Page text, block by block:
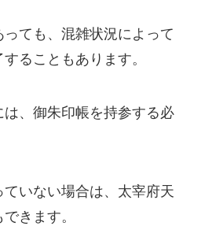
ても、混雑状況によって
ることもあります。
、御朱印帳を持参する必
いない場合は、太宰府天
きます。